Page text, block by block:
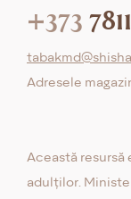
+373
Adresele
Această
adulților.